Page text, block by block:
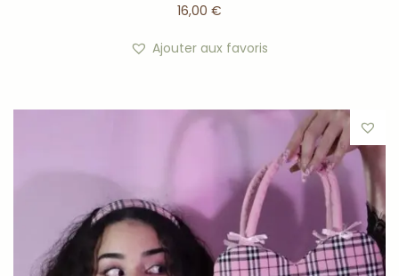
16,00 €
Ajouter aux favoris